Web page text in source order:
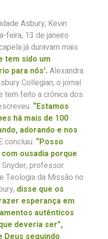
Asbury, Kevin
feira, 13 de janeiro
já duravam mais
tem sido um
para nós’.Alexandra
Collegian, o jornal
tem feito a crônica dos
“Estamos
há mais de 100
adorando e nos
concluiu: “Posso
ousadia porque
Snyder, professor
Teologia da Missão no
disse que os
esperança em
autênticos
deveria ser”,
Deus seguindo